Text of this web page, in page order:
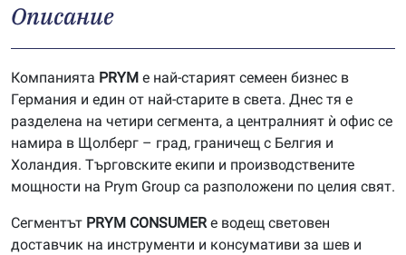
Описание
Компанията PRYM е най-старият семеен бизнес в
Германия и един от най-старите в света. Днес тя е
разделена на четири сегмента, а централният ѝ офис се
намира в Щолберг – град, граничещ с Белгия и
Холандия. Търговските екипи и производствените
мощности на Prym Group са разположени по целия свят.
Сегментът PRYM CONSUMERе водещ световен
доставчик на инструменти и консумативи за шев и